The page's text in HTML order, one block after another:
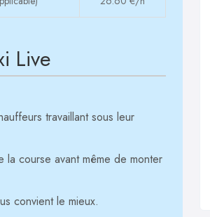
Live
travaillant sous leur
course avant même de monter
convient le mieux.